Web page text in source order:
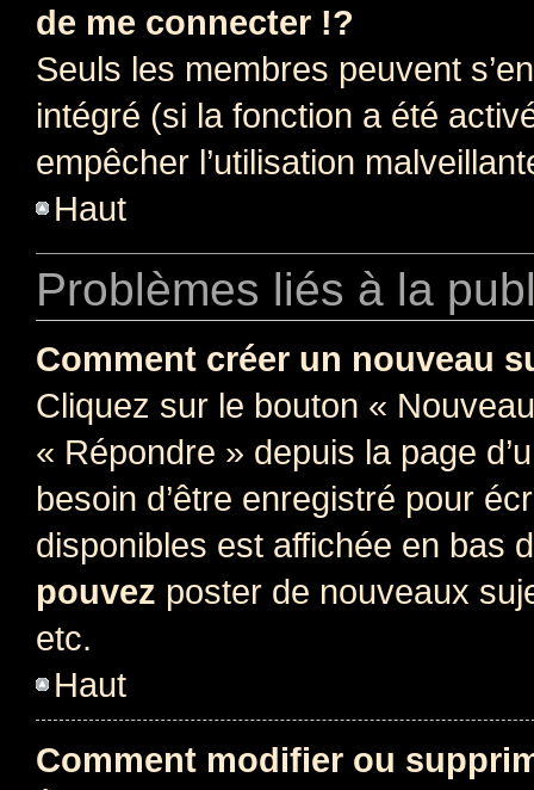
de me connecter !?
Seuls les membres peuvent
intégré (si la fonction a été
empêcher l’utilisation
Haut
Problèmes liés à la
Comment créer un nouveau
Cliquez sur le bouton «
« Répondre » depuis la page
besoin d’être enregistré pour
disponibles est affichée en bas
pouvez poster de nouveaux
etc.
Haut
Comment modifier ou